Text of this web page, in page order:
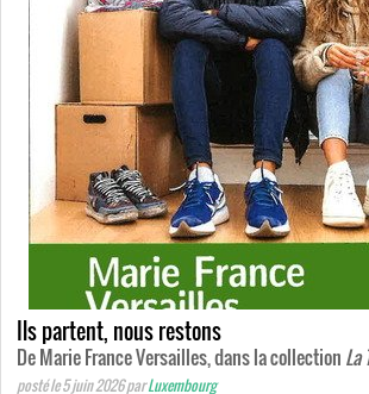
Ils partent, nous restons
De Marie France Versailles, dans la collection La
posté le 5 juin 2026parLuxembourg